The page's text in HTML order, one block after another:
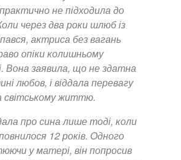
не підходила до
через два роки шлюб із
актриса без вагань
опіки колишньому
Вона заявила, що не здатна
любов, і віддала перевагу
світському життю.
про сина лише тоді, коли
12 років. Одного
у матері, він попросив